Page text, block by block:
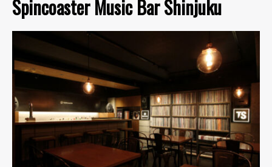
Spincoaster Music Bar Shinjuku